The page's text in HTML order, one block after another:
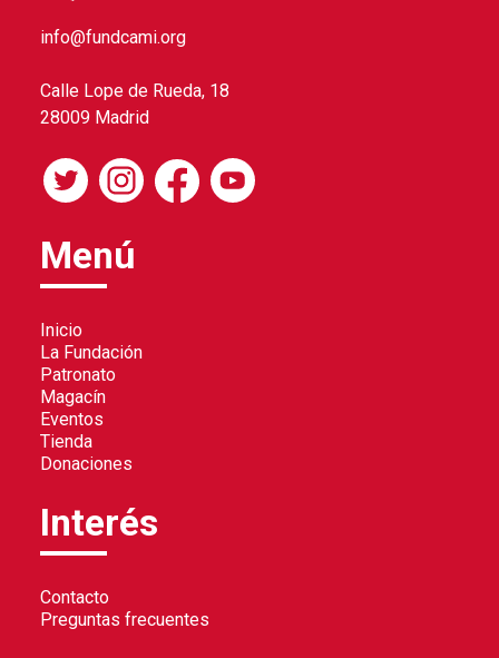
info@fundcami.org
Calle Lope de Rueda, 18
28009 Madrid
Menú
Inicio
La Fundación
Patronato
Magacín
Eventos
Tienda
Donaciones
Interés
Contacto
Preguntas frecuentes